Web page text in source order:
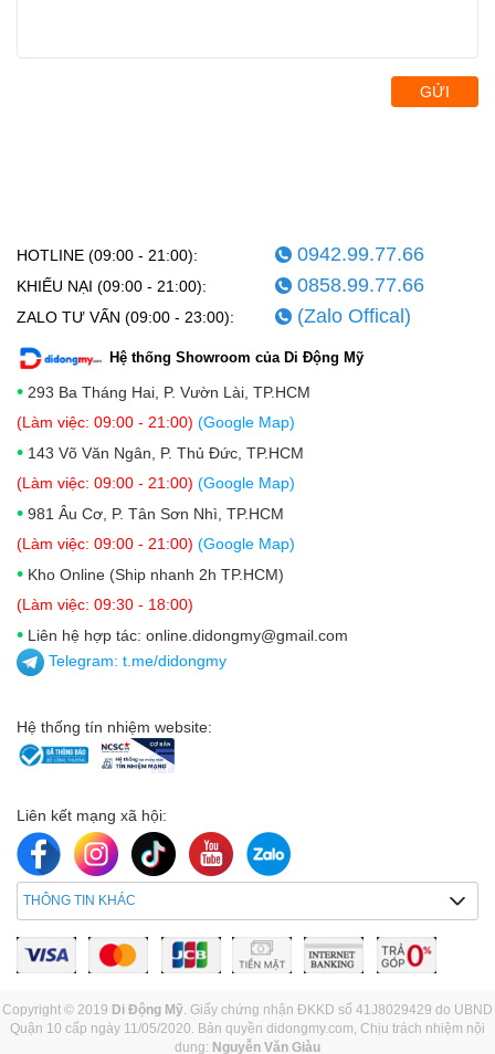
GỬI
HOTLINE (09:00 - 21:00): 0942.99.77.66
KHIẾU NẠI (09:00 - 21:00): 0858.99.77.66
ZALO TƯ VẤN (09:00 - 23:00): (Zalo Offical)
Hệ thống Showroom của Di Động Mỹ
• 293 Ba Tháng Hai, P. Vườn Lài, TP.HCM
(Làm việc: 09:00 - 21:00) (Google Map)
• 143 Võ Văn Ngân, P. Thủ Đức, TP.HCM
(Làm việc: 09:00 - 21:00) (Google Map)
• 981 Âu Cơ, P. Tân Sơn Nhì, TP.HCM
(Làm việc: 09:00 - 21:00) (Google Map)
• Kho Online (Ship nhanh 2h TP.HCM)
(Làm việc: 09:30 - 18:00)
• Liên hệ hợp tác: online.didongmy@gmail.com
Telegram: t.me/didongmy
Hệ thống tín nhiệm website:
Liên kết mạng xã hội:
THÔNG TIN KHÁC
Copyright © 2019 Di Động Mỹ . Giấy chứng nhận ĐKKD số 41J8029429 do UBND
Quận 10 cấp ngày 11/05/2020. Bản quyền didongmy.com, Chịu trách nhiệm nội
dung: Nguyễn Văn Giàu